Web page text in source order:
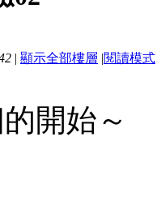
| 顯示全部樓層 |閱讀模式
開始～